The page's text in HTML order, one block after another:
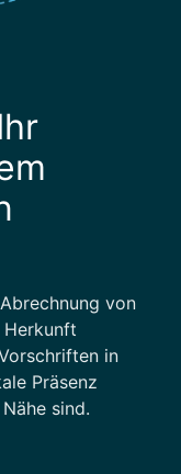
von
Herkunft
in
Präsenz
sind.